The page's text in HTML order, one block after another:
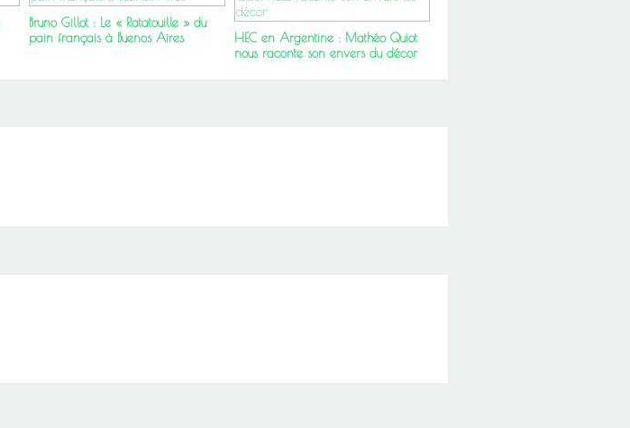
Bruno Gillot : Le « Ratatouille » du
pain français à Buenos Aires
HEC en Argentine : Mathéo Quiot
nous raconte son envers du décor